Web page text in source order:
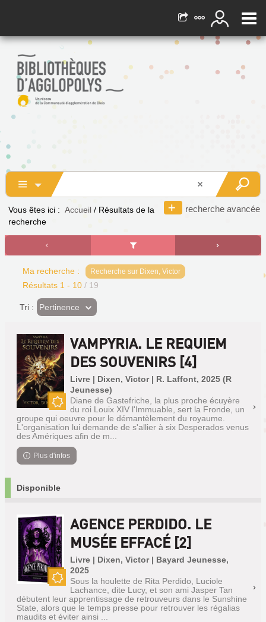
recherche avancée
Vous êtes ici : Accueil / Résultats de la
recherche
Ma recherche : Recherche sur Dixen, Victor
Résultats 1 - 10 / 19
Tri : (Effet
imédiat)
Pertinence
Nouveauté
VAMPYRIA. LE REQUIEM
DES SOUVENIRS [4]
Livre | Dixen, Victor | R. Laffont, 2025 (R
Jeunesse)
Diane de Gastefriche, la plus proche écuyère
du roi Louix XIV l'Immuable, sert la Fronde, un
groupe qui oeuvre pour le démantèlement du royaume.
L'organisation lui demande de s'allier à six Desperados venus
des Amériques afin de m...
Plus d'infos
Disponible
AGENCE PERDIDO. LE
MUSÉE EFFACÉ [2]
Livre | Dixen, Victor | Bayard Jeunesse,
2025
Sous la houlette de Rita Perdido, Luciole
Lachance, dite Lucy, et son ami Jasper Tan
débutent leur apprentissage de retrouveurs dans le Sunshine
State, alors que le temps presse pour retrouver les régalias
maudits et éviter ainsi ...